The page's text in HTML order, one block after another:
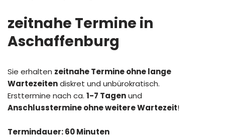
zeitnahe Termine in
Aschaffenburg
Sie erhalten zeitnahe Termine ohne lange
Wartezeitendiskret und unbürokratisch.
Ersttermine nach ca. 1-7 Tagenund
Anschlusstermine ohne weitere Wartezeit!
Termindauer: 60 Minuten